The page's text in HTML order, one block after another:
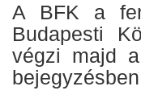
A BFK a
Budapesti
végzi majd